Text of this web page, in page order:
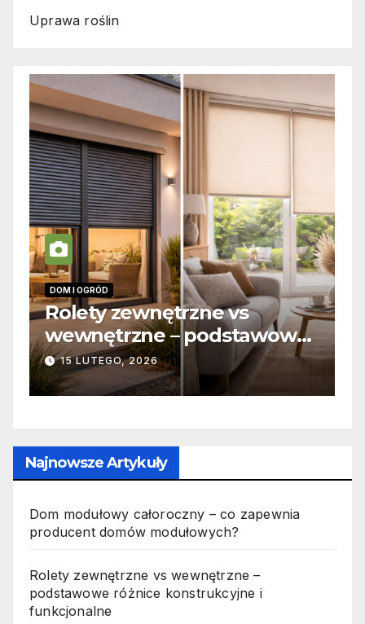
Uprawa roślin
DOM I OGRÓD
Rolety zewnętrzne vs
wewnętrzne – podstawowe
różnice konstrukcyjne i
funkcjonalne
15 LUTEGO, 2026
Najnowsze Artykuły
Dom modułowy całoroczny – co zapewnia
producent domów modułowych?
Rolety zewnętrzne vs wewnętrzne –
podstawowe różnice konstrukcyjne i
funkcjonalne